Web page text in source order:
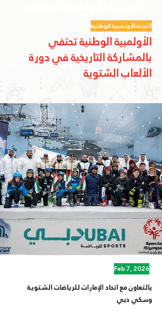
اللجنة الأولمبية الوطنية
الأولمبية الوطنية تحتفي
بالمشاركة التاريخية في دورة
الألعاب الشتوية
Feb 7, 2026
بالتعاون مع اتحاد الإمارات للرياضات الشتوية
وسكي دبي